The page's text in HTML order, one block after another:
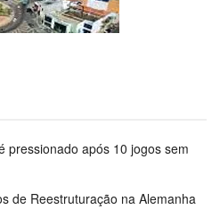
pressionado após 10 jogos sem
de Reestruturação na Alemanha